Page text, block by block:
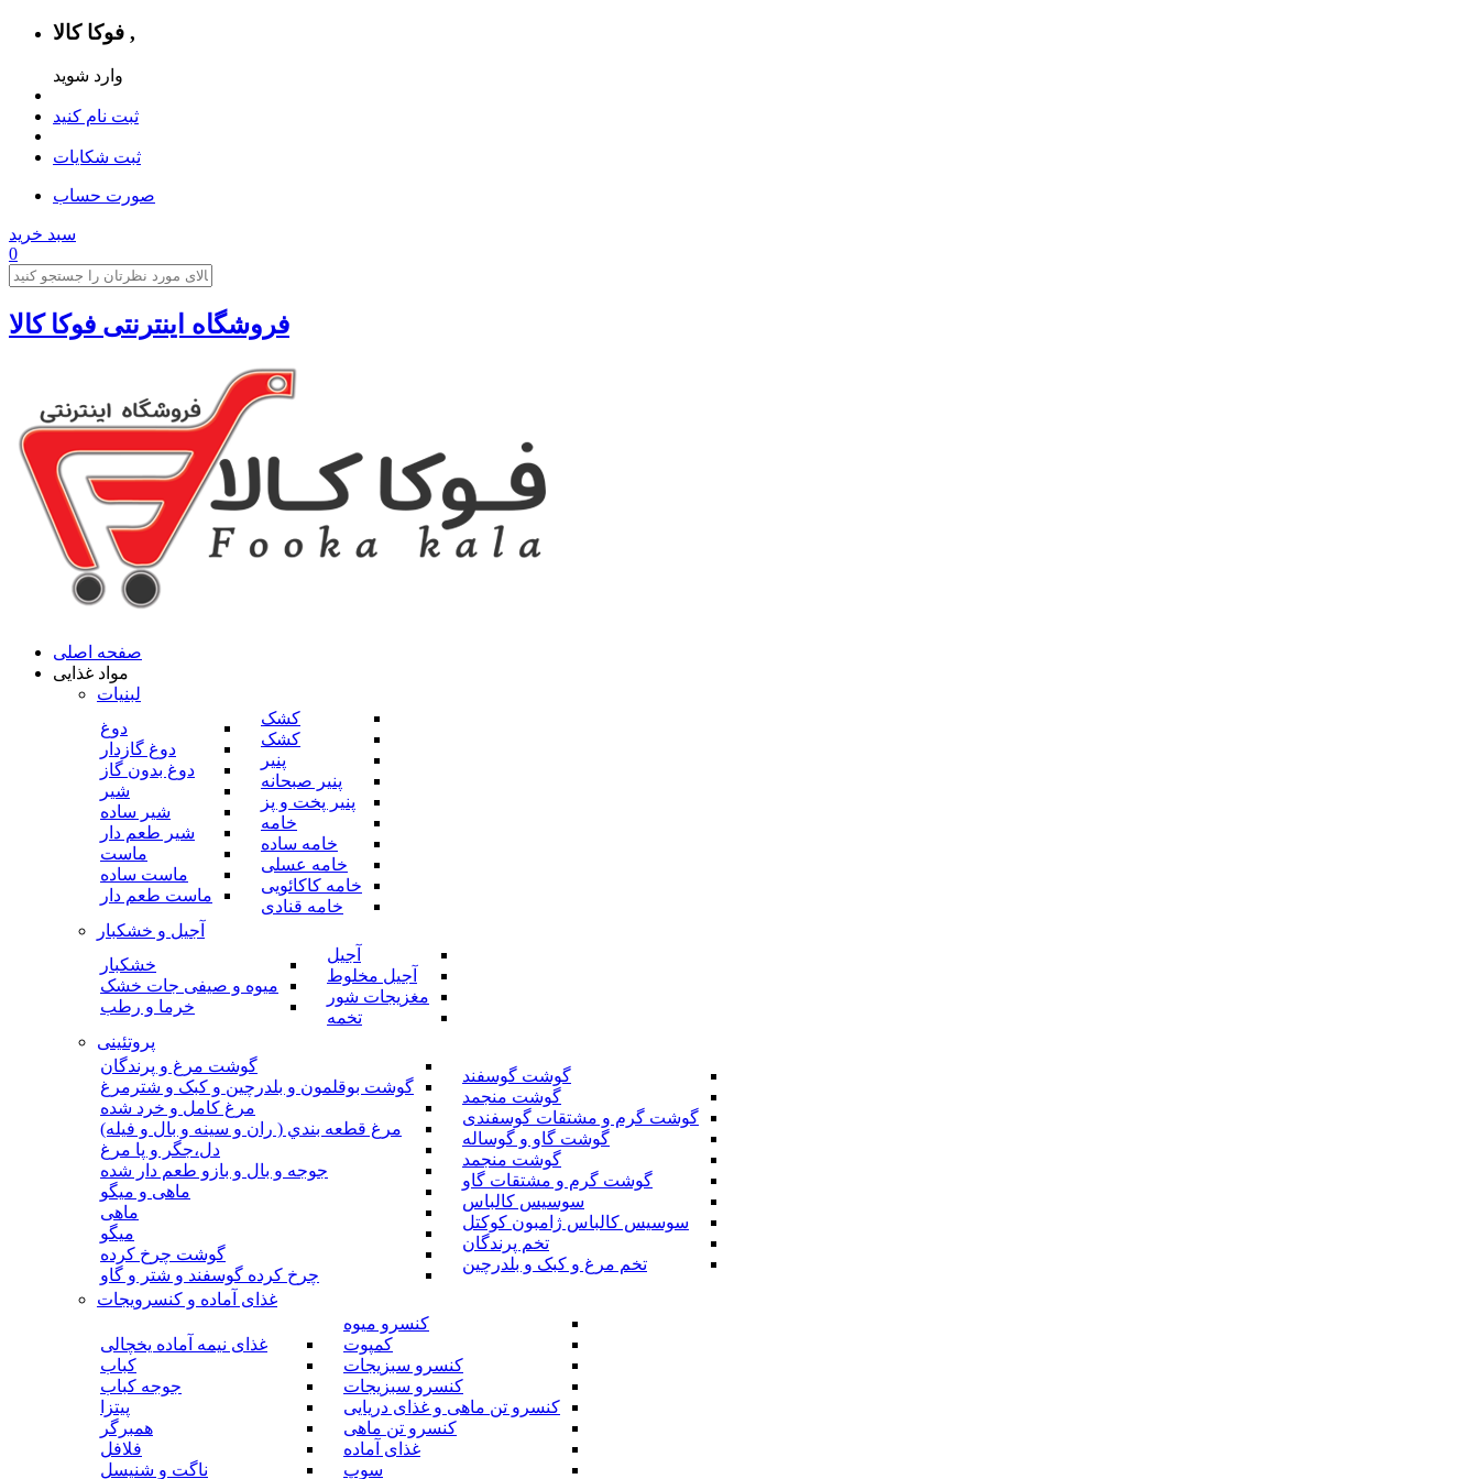
فوکا کالا ,
وارد شوید
ثبت نام کنید
ثبت شکایات
صورت حساب
سبد خرید
0
فروشگاه اینترنتی فوکا کالا
صفحه اصلی
مواد غذایی
لبنیات
کشک
کشک
پنیر
پنیر صبحانه
پنیر پخت و پز
خامه
خامه ساده
خامه عسلی
خامه کاکائویی
خامه قنادی
دوغ
دوغ گازدار
دوغ بدون گاز
شیر
شیر ساده
شیر طعم دار
ماست
ماست ساده
ماست طعم دار
آجیل و خشکبار
آجیل
آجیل مخلوط
مغزیجات شور
تخمه
خشکبار
میوه و صیفی جات خشک
خرما و رطب
پروتئینی
گوشت گوسفند
گوشت منجمد
گوشت گرم و مشتقات گوسفندی
گوشت گاو و گوساله
گوشت منجمد
گوشت گرم و مشتقات گاو
سوسیس کالباس
سوسیس کالباس ژامبون کوکتل
تخم پرندگان
تخم مرغ و کبک و بلدرچین
گوشت مرغ و پرندگان
گوشت بوقلمون و بلدرچین و کبک و شترمرغ
مرغ کامل و خرد شده
مرغ قطعه بندي ( ران و سينه و بال و فيله)
دل،جگر و پا مرغ
جوجه و بال و بازو طعم دار شده
ماهی و میگو
ماهی
میگو
گوشت چرخ کرده
چرخ کرده گوسفند و شتر و گاو
غذای آماده و کنسرویجات
کنسرو میوه
کمپوت
کنسرو سبزیجات
کنسرو سبزیجات
کنسرو تن ماهی و غذای دریایی
کنسرو تن ماهی
غذای آماده
سوپ
غذای نیمه آماده یخچالی
کباب
جوجه کباب
پیتزا
همبرگر
فلافل
ناگت و شنیسل